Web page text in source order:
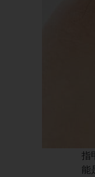
指
能